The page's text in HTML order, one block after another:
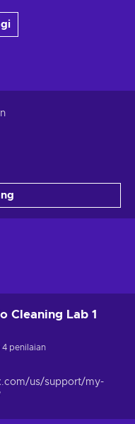
Cleaning Lab 1
penilaian
us/support/my-